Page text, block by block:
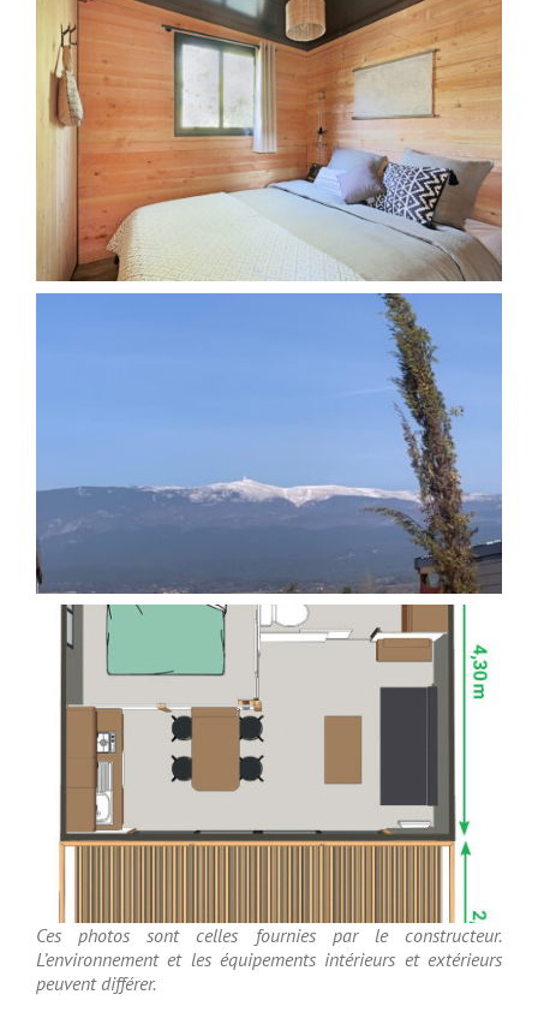
Ces photos sont celles fournies par le constructeur.
L’environnement et les équipements intérieurs et extérieurs
peuvent différer.